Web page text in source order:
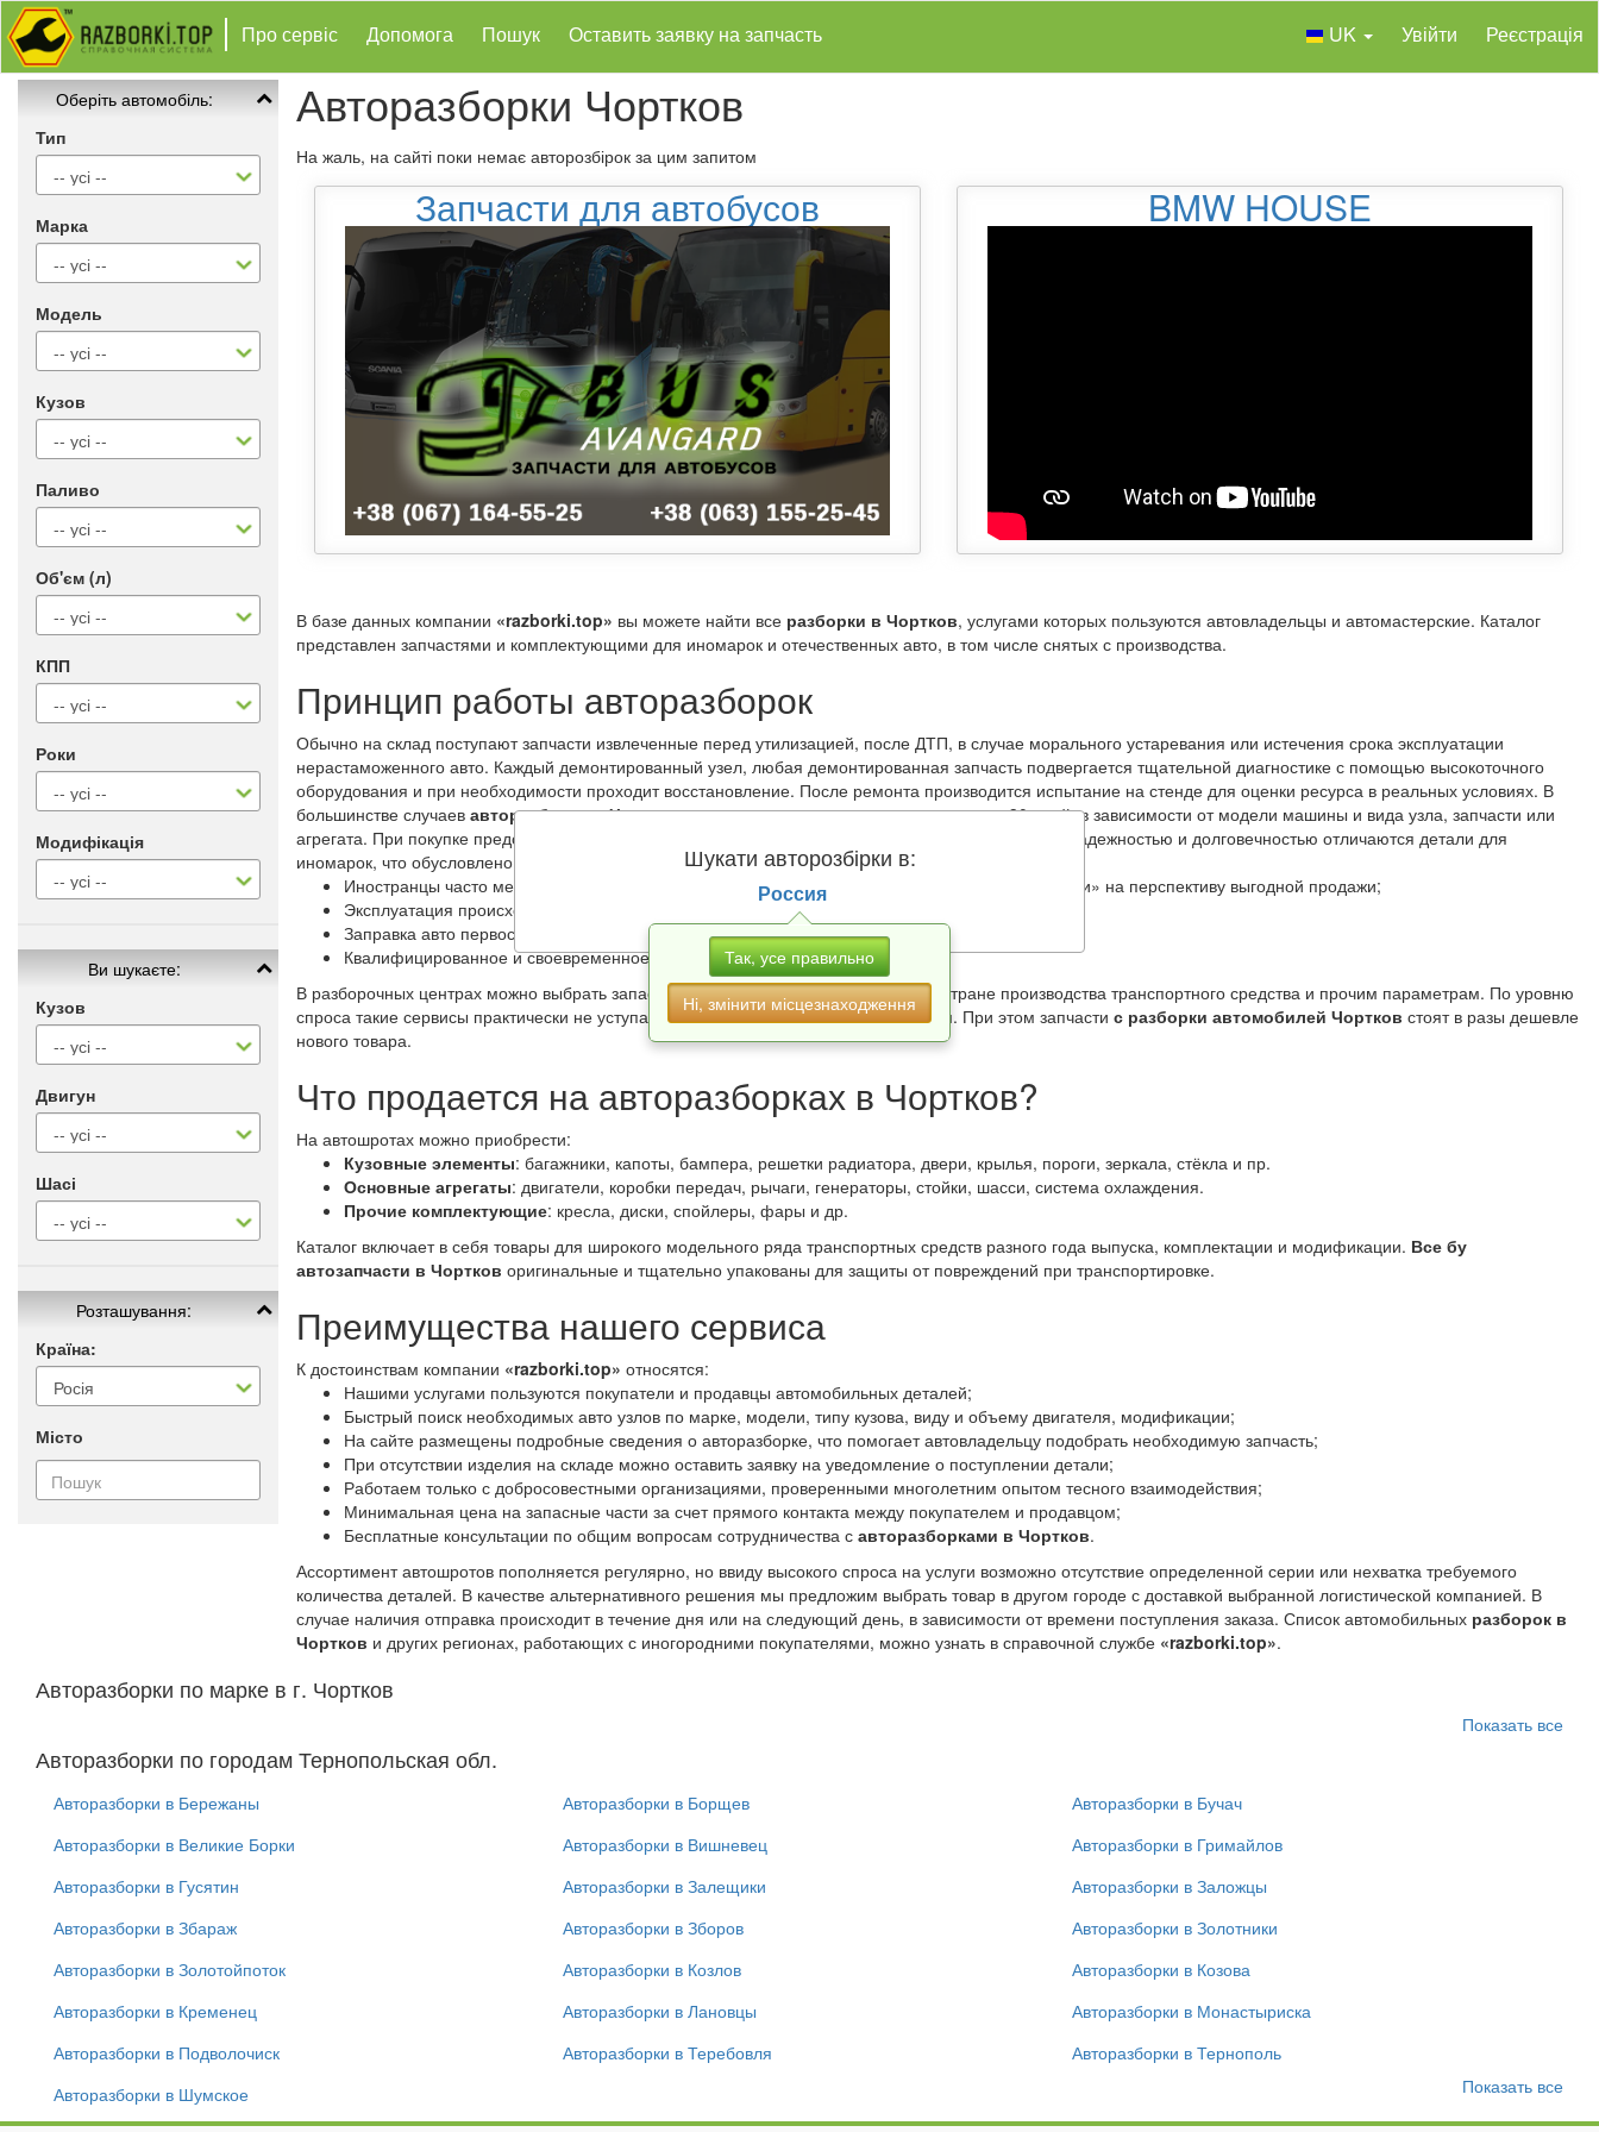
Про сервіс Допомога Пошук Оставить заявку на запчасть UK Увійти Реєстрація
Шукати авторозбірки в:
Россия
Так, усе правильно
Ні, змінити місцезнаходження
Оберіть автомобіль:
Тип
Марка
Модель
Кузов
Паливо
Об'єм (л)
КПП
Роки
Модифікація
Ви шукаєте:
Кузов
Двигун
Шасі
Розташування:
Країна:
Місто
Авторазборки Чортков
На жаль, на сайті поки немає авторозбірок за цим запитом
Запчасти для автобусов BMW HOUSE
В базе данных компании «razborki.top» вы можете найти все разборки в Чортков, услугами которых пользуются автовладельцы и автомастерские. Каталог
представлен запчастями и комплектующими для иномарок и отечественных авто, в том числе снятых с производства.
Принцип работы авторазборок
Обычно на склад поступают запчасти извлеченные перед утилизацией, после ДТП, в случае морального устаревания или истечения срока эксплуатации
нерастаможенного авто. Каждый демонтированный узел, любая демонтированная запчасть подвергается тщательной диагностике с помощью высокоточного
оборудования и при необходимости проходит восстановление. После ремонта производится испытание на стенде для оценки ресурса в реальных условиях. В
большинстве случаев авторазборки в Чортковдают гарантию на продукцию на срок до 30 дней, в зависимости от модели машины и вида узла, запчасти или
агрегата. При покупке представитель магазина также укажет остаточный ресурс изделия. Особой надежностью и долговечностью отличаются детали для
иномарок, что обусловлено следующими факторами:
Иностранцы часто меняют автомобили, поэтому аккуратно обращаются с «железными конями» на перспективу выгодной продажи;
Эксплуатация происходит на высококачественных дорогах Европы, Азии и Америки;
Заправка авто первосортным топливом;
Квалифицированное и своевременное техобслуживание.
В разборочных центрах можно выбрать запасные части по модели, году выпуска, стране производства транспортного средства и прочим параметрам. По уровню
спроса такие сервисы практически не уступают привычным для нас автомагазинам. При этом запчасти с разборки автомобилей Чортков стоят в разы дешевле
нового товара.
Что продается на авторазборках в Чортков?
На автошротах можно приобрести:
Кузовные элементы: багажники, капоты, бампера, решетки радиатора, двери, крылья, пороги, зеркала, стёкла и пр.
Основные агрегаты: двигатели, коробки передач, рычаги, генераторы, стойки, шасси, система охлаждения.
Прочие комплектующие: кресла, диски, спойлеры, фары и др.
Каталог включает в себя товары для широкого модельного ряда транспортных средств разного года выпуска, комплектации и модификации. Все бу
автозапчасти в Чортков оригинальные и тщательно упакованы для защиты от повреждений при транспортировке.
Преимущества нашего сервиса
К достоинствам компании «razborki.top» относятся:
Нашими услугами пользуются покупатели и продавцы автомобильных деталей;
Быстрый поиск необходимых авто узлов по марке, модели, типу кузова, виду и объему двигателя, модификации;
На сайте размещены подробные сведения о авторазборке, что помогает автовладельцу подобрать необходимую запчасть;
При отсутствии изделия на складе можно оставить заявку на уведомление о поступлении детали;
Работаем только с добросовестными организациями, проверенными многолетним опытом тесного взаимодействия;
Минимальная цена на запасные части за счет прямого контакта между покупателем и продавцом;
Бесплатные консультации по общим вопросам сотрудничества с авторазборками в Чортков.
Ассортимент автошротов пополняется регулярно, но ввиду высокого спроса на услуги возможно отсутствие определенной серии или нехватка требуемого
количества деталей. В качестве альтернативного решения мы предложим выбрать товар в другом городе с доставкой выбранной логистической компанией. В
случае наличия отправка происходит в течение дня или на следующий день, в зависимости от времени поступления заказа. Список автомобильных разборок в
Чортков и других регионах, работающих с иногородними покупателями, можно узнать в справочной службе «razborki.top».
Авторазборки по марке в г. Чортков
Показать все
Авторазборки по городам Тернопольская обл.
Авторазборки в Бережаны Авторазборки в Борщев
Авторазборки в Бучач
Авторазборки в Великие Борки
Авторазборки в Вишневец
Авторазборки в Гримайлов
Авторазборки в Гусятин
Авторазборки в Залещики
Авторазборки в Заложцы
Авторазборки в Збараж
Авторазборки в Зборов
Авторазборки в Золотники
Авторазборки в Золотойпоток
Авторазборки в Козлов
Авторазборки в Козова
Авторазборки в Кременец
Авторазборки в Лановцы
Авторазборки в Монастыриска
Авторазборки в Подволочиск
Авторазборки в Теребовля
Авторазборки в Тернополь
Авторазборки в Шумское
Показать все